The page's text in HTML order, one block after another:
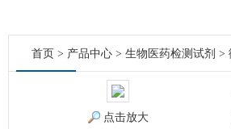
首页 > 产品中心 > 生物医药检测试剂 >
点击放大